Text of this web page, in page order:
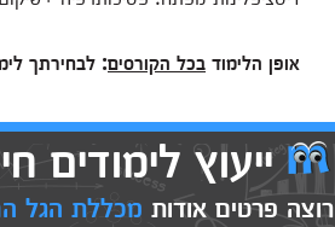
אופן הלימוד בכל הקורסים: לבחירתך
ייעוץ לימודים
רוצה פרטים אודות מכללת הגל